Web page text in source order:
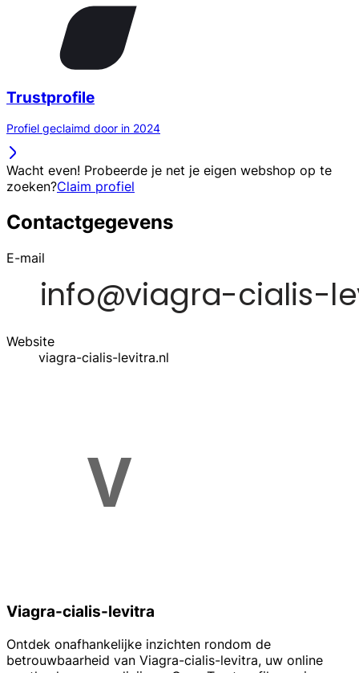
Trustprofile
Profiel geclaimd door in 2024
Wacht even! Probeerde je net je eigen webshop op te
zoeken?Claim profiel
Contactgegevens
E-mail
Website
viagra-cialis-levitra.nl
Viagra-cialis-levitra
Ontdek onafhankelijke inzichten rondom de
betrouwbaarheid van Viagra-cialis-levitra, uw online